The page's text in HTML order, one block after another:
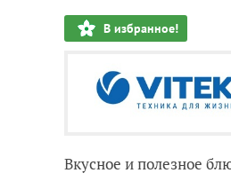
В избранное!
Вкусное и полезное